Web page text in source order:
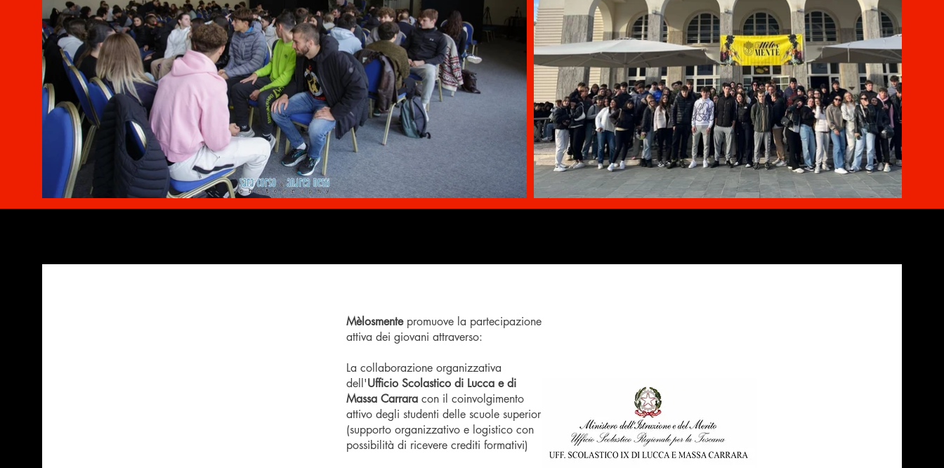
Mèlosmentepromuove la partecipazione
attiva dei giovani attraverso:
La collaborazione organizzativa
dell'Ufficio Scolastico di Lucca e di
Massa Carraracon il coinvolgimento
attivo degli studenti delle scuole superiori
(supporto organizzativo e logistico con
possibilità di ricevere crediti formativi)